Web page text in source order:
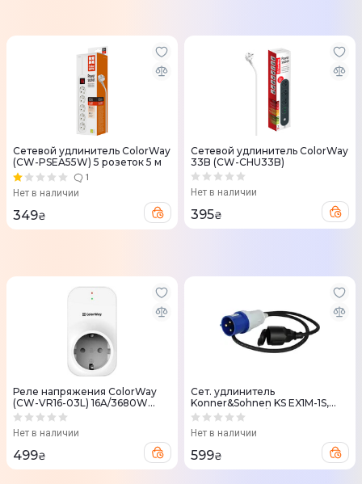
Сетевой удлинитель ColorWay
(CW-PSEA55W) 5 розеток 5 м
1
Нет в наличии
349₴
Сетевой удлинитель ColorWay
33B (CW-CHU33B)
Нет в наличии
395₴
Реле напряжения ColorWay
(CW-VR16-03L) 16A/3680W
LED1
Нет в наличии
499₴
Сет. удлинитель
Konner&Sohnen KS EX1M-1S,
3600Вт, 1x32А/250В,
Нет в наличии
599₴